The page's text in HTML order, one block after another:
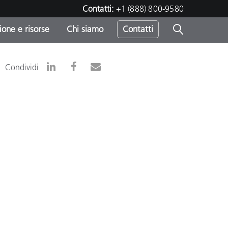
Contatti: +1 (888) 800-9580
e risorse Chi siamo Contatti
Condividi